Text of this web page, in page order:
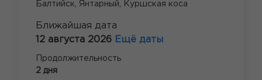
Балтийск, Янтарный, Куршская коса
Ближайшая дата
12 августа 2026 Ещё даты
Продолжительность
2 дня